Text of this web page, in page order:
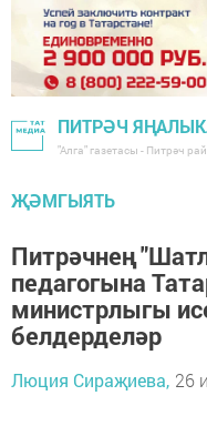
ПИТРӘЧ
"Алга" газетасы - Питрәч
ҖӘМГЫЯТЬ
Питрәчнең
педагогына
министрлыгы
белдерделәр
Люция Сираҗиева, 26